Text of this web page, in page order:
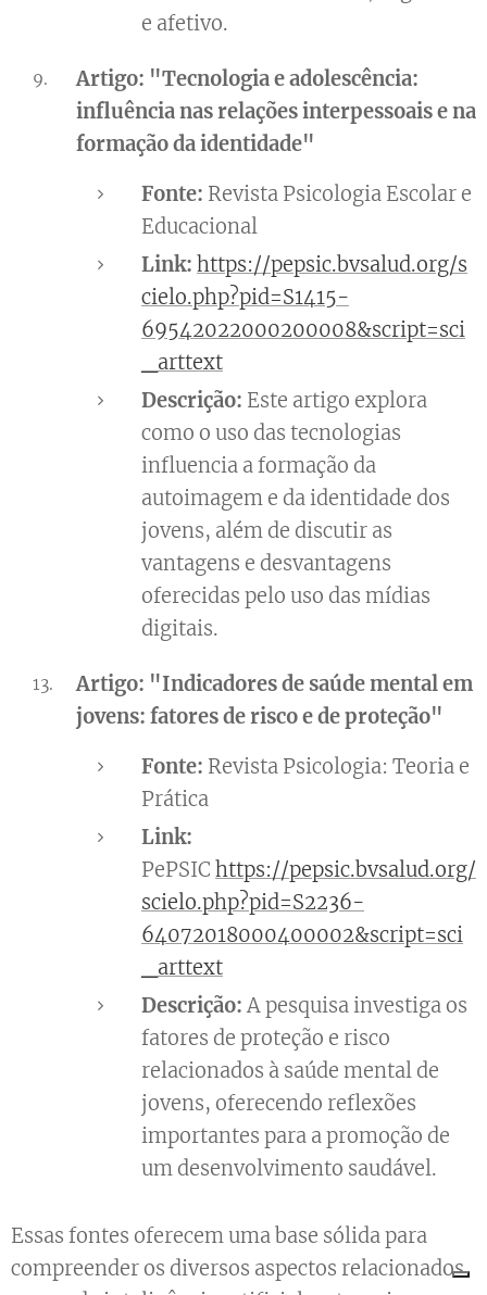
e afetivo.
Artigo: "Tecnologia e adolescência:
influência nas relações interpessoais e na
formação da identidade"
Fonte: Revista Psicologia Escolar e
Educacional
Link: https://pepsic.bvsalud.org/s
cielo.php?pid=S1415-
69542022000200008&script=sci
_arttext
Descrição: Este artigo explora
como o uso das tecnologias
influencia a formação da
autoimagem e da identidade dos
jovens, além de discutir as
vantagens e desvantagens
oferecidas pelo uso das mídias
digitais.
Artigo: "Indicadores de saúde mental em
jovens: fatores de risco e de proteção"
Fonte: Revista Psicologia: Teoria e
Prática
Link:
PePSIC https://pepsic.bvsalud.org/
scielo.php?pid=S2236-
64072018000400002&script=sci
_arttext
Descrição:A pesquisa investiga os
fatores de proteção e risco
relacionados à saúde mental de
jovens, oferecendo reflexões
importantes para a promoção de
um desenvolvimento saudável.
Essas fontes oferecem uma base sólida para
compreender os diversos aspectos relacionados